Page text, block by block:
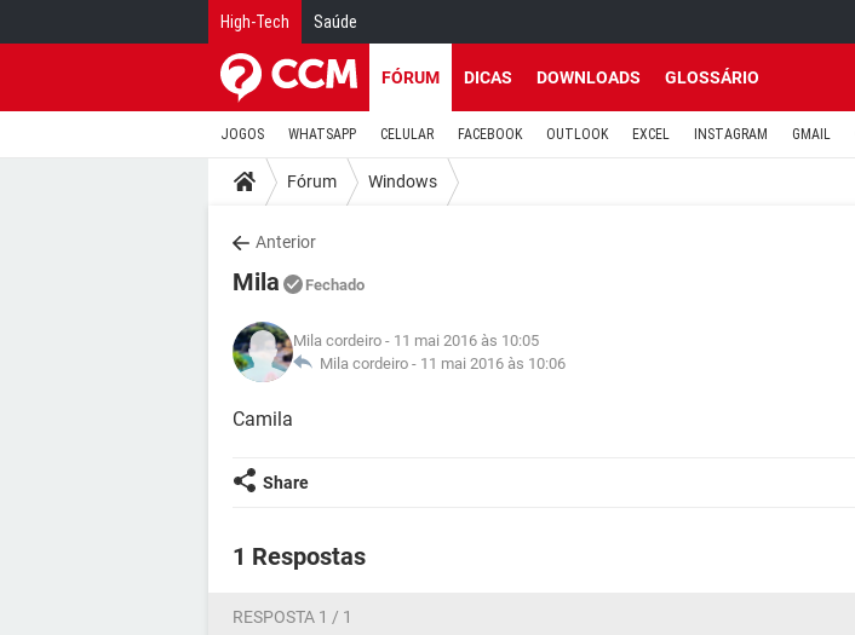
High-Tech Saúde
FÓRUM DICAS DOWNLOADS GLOSSÁRIO
JOGOS WHATSAPP CELULAR FACEBOOK OUTLOOK EXCEL INSTAGRAM GMAIL
Fórum Windows
Anterior
Mila Fechado
Mila cordeiro - 11 mai 2016 às 10:05
Mila cordeiro - 11 mai 2016 às 10:06
Camila
Share
1 Respostas
RESPOSTA 1 / 1